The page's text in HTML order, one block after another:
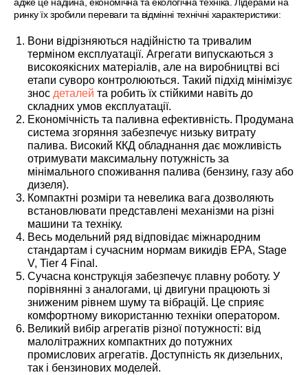
ринку їх зробили переваги та відмінні технічні характеристики:
Вони відрізняються надійністю та тривалим
терміном експлуатації. Агрегати випускаються з
високоякісних матеріалів, але на виробництві всі
етапи суворо контролюються. Такий підхід мінімізує
знос деталей та робить їх стійкими навіть до
складних умов експлуатації.
Економічність та паливна ефективність. Продумана
система згоряння забезпечує низьку витрату
палива. Високий ККД обладнання дає можливість
отримувати максимальну потужність за
мінімального споживання палива (бензину, газу або
дизеля).
Компактні розміри та невелика вага дозволяють
встановлювати представлені механізми на різні
машини та техніку.
Весь модельний ряд відповідає міжнародним
стандартам і сучасним нормам викидів EPA, Stage
V, Tier 4 Final.
Сучасна конструкція забезпечує плавну роботу. У
порівнянні з аналогами, ці двигуни працюють зі
зниженим рівнем шуму та вібрацій. Це сприяє
комфортному використанню техніки оператором.
Великий вибір агрегатів різної потужності: від
малолітражних компактних до потужних
промислових агрегатів. Доступність як дизельних,
так і бензинових моделей.